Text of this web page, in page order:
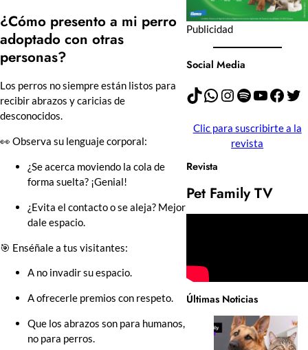
¿Cómo presento a mi perro
adoptado con otras
personas?
Los perros no siempre están listos para
recibir abrazos y caricias de
desconocidos.
👀 Observa su lenguaje corporal:
¿Se acerca moviendo la cola de
forma suelta? ¡Genial!
¿Evita el contacto o se aleja? Mejor
dale espacio.
🎯 Enséñale a tus visitantes:
A no invadir su espacio.
A ofrecerle premios con respeto.
Que los abrazos son para humanos,
no para perros.
Publicidad
Social Media
TikTok WhatsApp Instagram Spotify YouTube Facebook Twitter
Clic para suscribirte a la
revista
Revista
Pet Family TV
Últimas Noticias